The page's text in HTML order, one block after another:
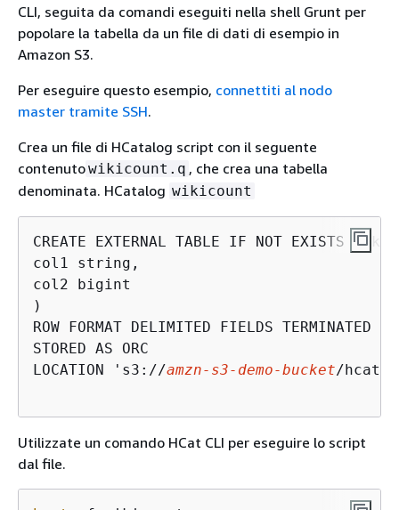
CLI, seguita da comandi eseguiti nella shell Grunt per
popolare la tabella da un file di dati di esempio in
Amazon S3.
Per eseguire questo esempio, connettiti al nodo
master tramite SSH.
Crea un file di HCatalog script con il seguente
contenutowikicount.q , che crea una tabella
denominata. HCatalog wikicount
CREATE EXTERNAL TABLE IF NOT EXISTS
col1 string,
col2 bigint
)
ROW FORMAT DELIMITED FIELDS
STORED AS ORC
LOCATION 's3://amzn-s3-demo-bucket/hcat/
Utilizzate un comando HCat CLI per eseguire lo script
dal file.